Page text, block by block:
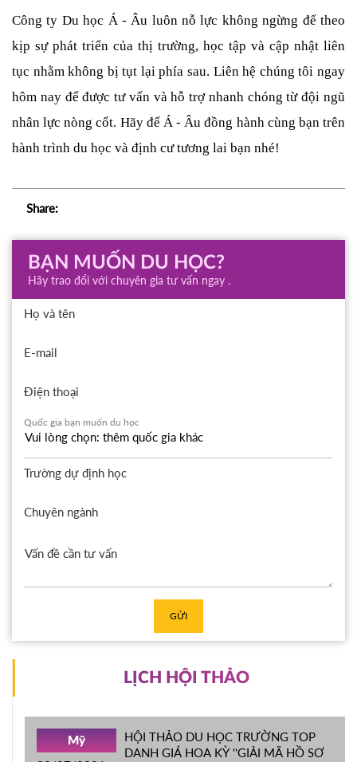
Công ty Du học Á - Âu luôn nỗ lực không ngừng để theo
kịp sự phát triển của thị trường, học tập và cập nhật liên
tục nhằm không bị tụt lại phía sau. Liên hệ chúng tôi ngay
hôm nay để được tư vấn và hỗ trợ nhanh chóng từ đội ngũ
nhân lực nòng cốt. Hãy để Á - Âu đồng hành cùng bạn trên
hành trình du học và định cư tương lai bạn nhé!
Share:
BẠN MUỐN DU HỌC?
Hãy trao đổi với chuyên gia tư vấn ngay .
Họ và tên
E-mail
Điện thoại
Quốc gia bạn muốn du học
Trường dự định học
Chuyên ngành
GỬI
LỊCH HỘI THẢO
Mỹ
HỘI THẢO DU HỌC TRƯỜNG TOP
DANH GIÁ HOA KỲ ''GIẢI MÃ HỒ SƠ